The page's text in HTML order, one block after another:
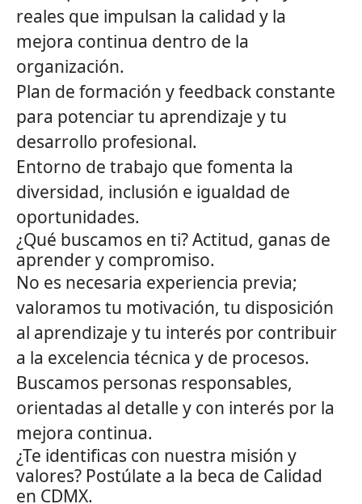
reales que impulsan la calidad y la
mejora continua dentro de la
organización.
Plan de formación y feedback constante
para potenciar tu aprendizaje y tu
desarrollo profesional.
Entorno de trabajo que fomenta la
diversidad, inclusión e igualdad de
oportunidades.
¿Qué buscamos en ti? Actitud, ganas de
aprender y compromiso.
No es necesaria experiencia previa;
valoramos tu motivación, tu disposición
al aprendizaje y tu interés por contribuir
a la excelencia técnica y de procesos.
Buscamos personas responsables,
orientadas al detalle y con interés por la
mejora continua.
¿Te identificas con nuestra misión y
valores? Postúlate a la beca de Calidad
en CDMX.